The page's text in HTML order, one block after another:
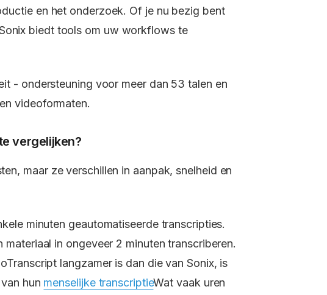
en het onderzoek. Of je nu bezig bent
biedt tools om uw workflows te
- ondersteuning voor meer dan 53 talen en
videoformaten.
vergelijken?
maar ze verschillen in aanpak, snelheid en
minuten geautomatiseerde transcripties.
materiaal in ongeveer 2 minuten transcriberen.
langzamer is dan die van Sonix, is
hun menselijke transcriptieWat vaak uren